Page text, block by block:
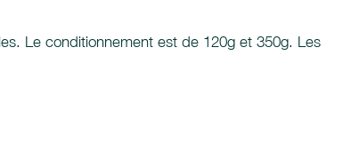
Le conditionnement est de 120g et 350g. Les